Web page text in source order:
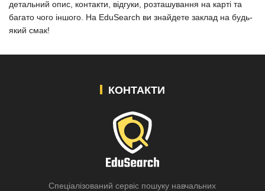
детальний опис, контакти, відгуки, розташування на карті та
багато чого іншого. На EduSearch ви знайдете заклад на будь-
який смак!
КОНТАКТИ
Спеціалізований сервіс пошуку навчальних